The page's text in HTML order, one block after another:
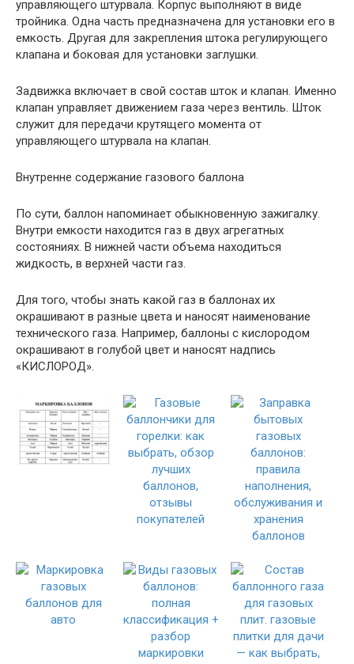
управляющего штурвала. Корпус выполняют в виде
тройника. Одна часть предназначена для установки его в
емкость. Другая для закрепления штока регулирующего
клапана и боковая для установки заглушки.
Задвижка включает в свой состав шток и клапан. Именно
клапан управляет движением газа через вентиль. Шток
служит для передачи крутящего момента от
управляющего штурвала на клапан.
Внутренне содержание газового баллона
По сути, баллон напоминает обыкновенную зажигалку.
Внутри емкости находится газ в двух агрегатных
состояниях. В нижней части объема находиться
жидкость, в верхней части газ.
Для того, чтобы знать какой газ в баллонах их
окрашивают в разные цвета и наносят наименование
технического газа. Например, баллоны с кислородом
окрашивают в голубой цвет и наносят надпись
«КИСЛОРОД».